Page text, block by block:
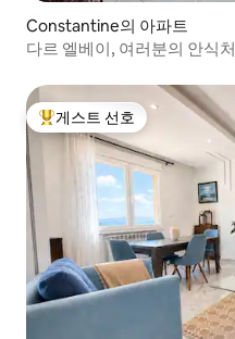
Constantine의 아파트
다르 엘베이, 여러분의 안식처
상위 게스트 선호
게스트 선호